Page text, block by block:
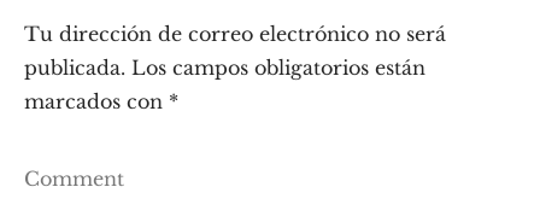
Tu dirección de correo electrónico no será
publicada. Los campos obligatorios están
marcados con *
Comment